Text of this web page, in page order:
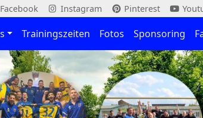
Facebook Instagram Pinterest
Trainingszeiten Fotos Sponsoring